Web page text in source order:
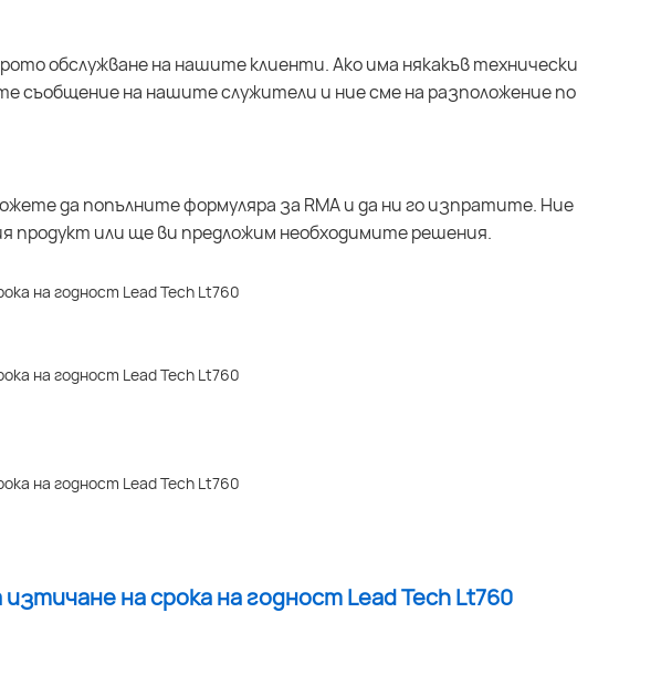
обслужване на нашите клиенти. Ако има някакъв технически
съобщение на нашите служители и ние сме на разположение по
да попълните формуляра за RMA и да ни го изпратите. Ние
или ще ви предложим необходимите решения.